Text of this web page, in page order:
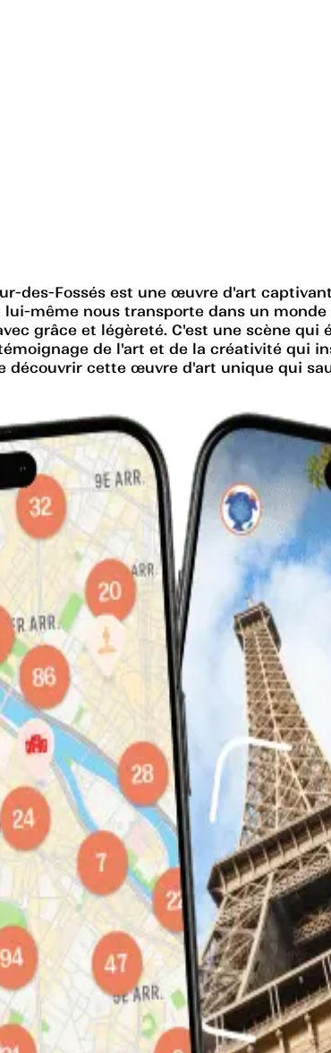
des-Fossés est une œuvre d'art
même nous transporte dans un
grâce et légèreté. C'est une scène
de l'art et de la créativité qui
cette œuvre d'art unique qui